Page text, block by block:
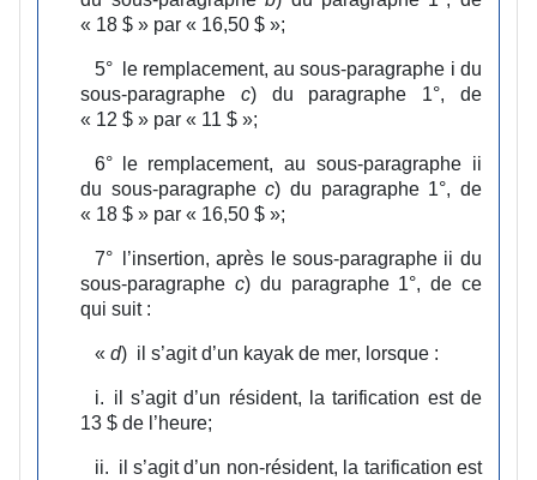
« 18 $ » par « 16,50 $ »;
5° le remplacement, au sous‑paragraphe i du
sous‑paragraphe c) du paragraphe 1°, de
« 12 $ » par « 11 $ »;
6° le remplacement, au sous‑paragraphe ii
du sous‑paragraphec) du paragraphe 1°, de
« 18 $ » par « 16,50 $ »;
7° l’insertion, après le sous‑paragraphe ii du
sous‑paragraphe c) du paragraphe 1°, de ce
qui suit :
« d) il s’agit d’un kayak de mer, lorsque :
i. il s’agit d’un résident, la tarification est de
13 $ de l’heure;
ii. il s’agit d’un non‑résident, la tarification est